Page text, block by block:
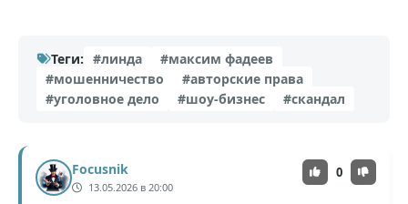
Теги: #линда
#максим фадеев
#мошенничество
#авторские права
#уголовное дело
#шоу-бизнес #скандал
Focusnik
13.05.2026 в 20:00
0